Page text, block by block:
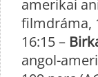
amerikai
filmdráma,
16:15 –
angol-